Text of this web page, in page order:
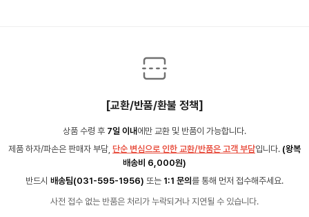
[교환/반품/환불 정책]
상품 수령 후 7일 이내에만 교환 및 반품이 가능합니다.
제품 하자/파손은 판매자 부담, 단순 변심으로 인한 교환/반품은 고객 부담입니다. (왕복
배송비 6,000원)
반드시 배송팀(031-595-1956) 또는 1:1 문의를 통해 먼저 접수해주세요.
사전 접수 없는 반품은 처리가 누락되거나 지연될 수 있습니다.